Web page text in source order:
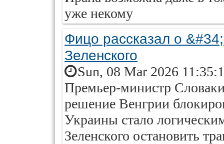
уже некому
Фицо рассказал о
Зеленского
Sun, 08 Mar 2026
Премьер-министр
решение Венгрии
Украины стало
Зеленского остановить